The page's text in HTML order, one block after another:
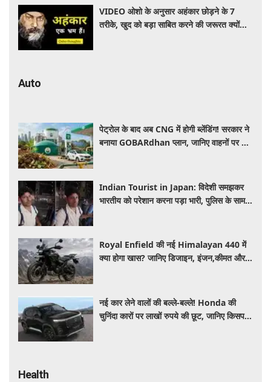
VIDEO ओशो के अनुसार अहंकार छोड़ने के 7
तरीके, खुद को बड़ा साबित करने की जरूरत क्यों
Auto
पेट्रोल के बाद अब CNG में होगी ब्लेंडिंग! सरकार ने
बनाया GOBARdhan प्लान, जानिए वाहनों पर क्या
Indian Tourist in Japan: विदेशी समझकर
भारतीय को परेशान करना पड़ा भारी, पुलिस के सामने
Royal Enfield की नई Himalayan 440 में
क्या होगा खास? जानिए डिजाइन, इंजन,कीमत और
नई कार लेने वालों की बल्ले-बल्ले! Honda की
चुनिंदा कारों पर लाखों रुपये की छूट, जानिए किसपर-
Health